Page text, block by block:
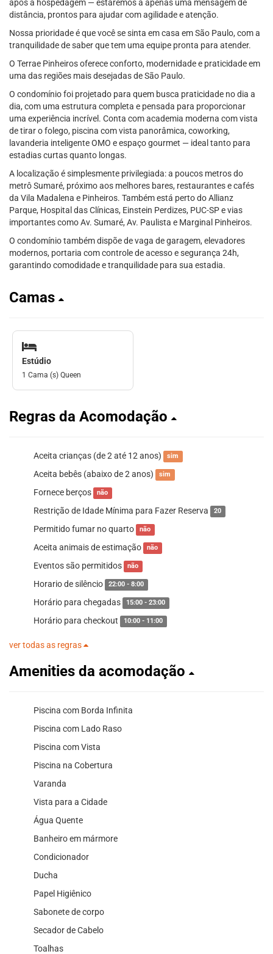
após a hospedagem — estaremos a apenas uma mensagem de
distância, prontos para ajudar com agilidade e atenção.
Nossa prioridade é que você se sinta em casa em São Paulo, com a
tranquilidade de saber que tem uma equipe pronta para atender.
O Terrae Pinheiros oferece conforto, modernidade e praticidade em
uma das regiões mais desejadas de São Paulo.
O condomínio foi projetado para quem busca praticidade no dia a
dia, com uma estrutura completa e pensada para proporcionar
uma experiência incrível. Conta com academia moderna com vista
de tirar o folego, piscina com vista panorâmica, coworking,
lavanderia inteligente OMO e espaço gourmet — ideal tanto para
estadias curtas quanto longas.
A localização é simplesmente privilegiada: a poucos metros do
metrô Sumaré, próximo aos melhores bares, restaurantes e cafés
da Vila Madalena e Pinheiros. Também está perto do Allianz
Parque, Hospital das Clínicas, Einstein Perdizes, PUC-SP e vias
importantes como Av. Sumaré, Av. Paulista e Marginal Pinheiros.
O condomínio também dispõe de vaga de garagem, elevadores
modernos, portaria com controle de acesso e segurança 24h,
garantindo comodidade e tranquilidade para sua estadia.
Camas
Estúdio
1 Cama (s) Queen
Regras da Acomodação
Aceita crianças (de 2 até 12 anos) sim
Aceita bebês (abaixo de 2 anos) sim
Fornece berços não
Restrição de Idade Mínima para Fazer Reserva 20
Permitido fumar no quarto não
Aceita animais de estimação não
Eventos são permitidos não
Horario de silêncio 22:00 - 8:00
Horário para chegadas 15:00 - 23:00
Horário para checkout 10:00 - 11:00
ver todas as regras
Amenities da acomodação
Piscina com Borda Infinita
Piscina com Lado Raso
Piscina com Vista
Piscina na Cobertura
Varanda
Vista para a Cidade
Água Quente
Banheiro em mármore
Condicionador
Ducha
Papel Higiênico
Sabonete de corpo
Secador de Cabelo
Toalhas